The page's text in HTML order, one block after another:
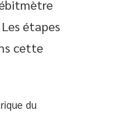
étapes
cette
du